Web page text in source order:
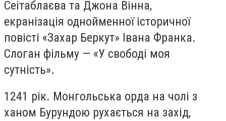
Сеітаблаєва та Джона Вінна,
екранізація однойменної історичної
повісті «Захар Беркут» Івана Франка.
Слоган фільму — «У свободі моя
сутність».
1241 рік. Монгольська орда на чолі з
ханом Бурундою рухається на захід,